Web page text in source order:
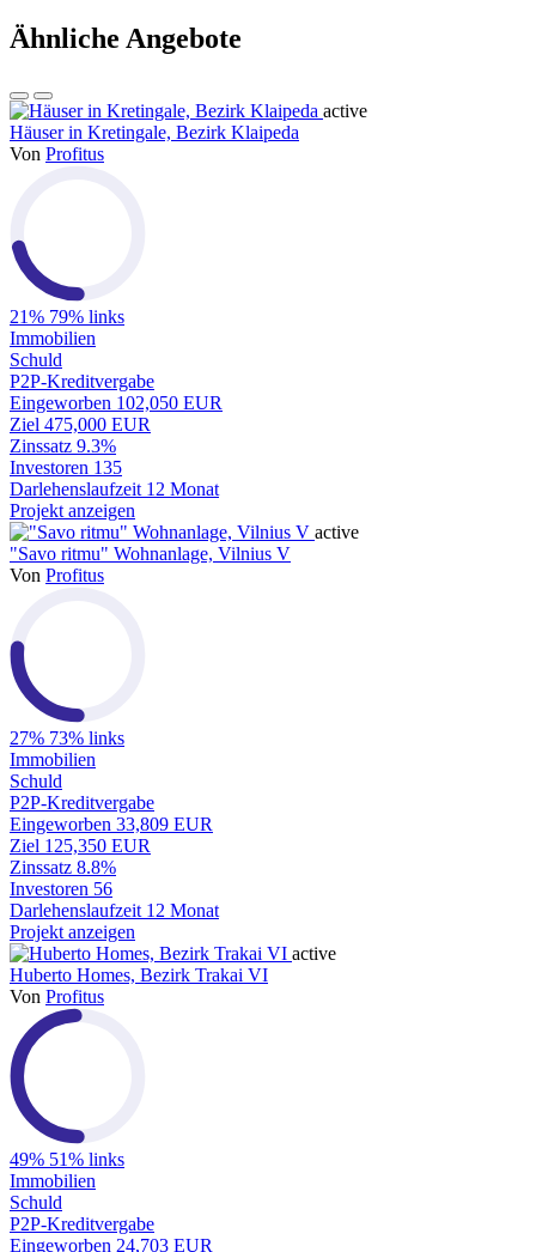
Ähnliche Angebote
active
Häuser in Kretingale, Bezirk Klaipeda
Von Profitus
21% 79% links
Immobilien
Schuld
P2P-Kreditvergabe
Eingeworben 102,050 EUR
Ziel 475,000 EUR
Zinssatz 9.3%
Investoren 135
Darlehenslaufzeit 12 Monat
Projekt anzeigen
active
"Savo ritmu" Wohnanlage, Vilnius V
Von Profitus
27% 73% links
Immobilien
Schuld
P2P-Kreditvergabe
Eingeworben 33,809 EUR
Ziel 125,350 EUR
Zinssatz 8.8%
Investoren 56
Darlehenslaufzeit 12 Monat
Projekt anzeigen
active
Huberto Homes, Bezirk Trakai VI
Von Profitus
49% 51% links
Immobilien
Schuld
P2P-Kreditvergabe
Eingeworben 24,703 EUR